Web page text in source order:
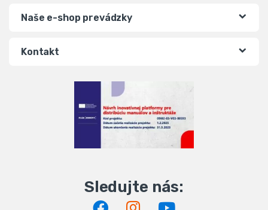
Naše e-shop prevádzky
Kontakt